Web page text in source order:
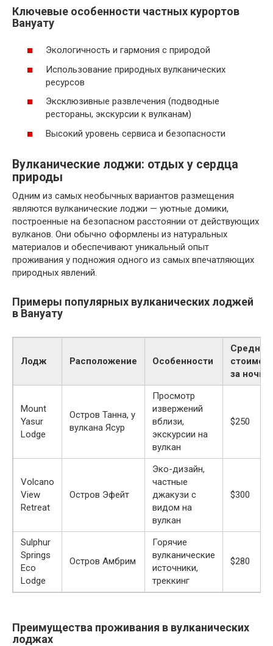
Ключевые особенности частных курортов
Вануату
Экологичность и гармония с природой
Использование природных вулканических
ресурсов
Эксклюзивные развлечения (подводные
рестораны, экскурсии к вулканам)
Высокий уровень сервиса и безопасности
Вулканические лоджи: отдых у сердца
природы
Одним из самых необычных вариантов размещения
являются вулканические лоджи — уютные домики,
построенные на безопасном расстоянии от действующих
вулканов. Они обычно оформлены из натуральных
материалов и обеспечивают уникальный опыт
проживания у подножия одного из самых впечатляющих
природных явлений.
Примеры популярных вулканических лоджей
в Вануату
Лодж Расположение Особенности
Средняя
за ночь
Mount
Yasur
Lodge
Остров Танна, у
вулкана Ясур
Просмотр
извержений
вблизи,
экскурсии на
вулкан
$250
Volcano
View
Retreat
Остров Эфейт
Эко-дизайн,
частные
джакузи с
видом на
вулкан
$300
Sulphur
Springs
Eco
Lodge
Остров Амбрим
Горячие
вулканические
источники,
треккинг
$280
Преимущества проживания в вулканических
лоджах